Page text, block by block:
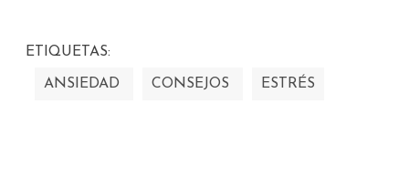
ETIQUETAS:
ANSIEDAD CONSEJOS ESTRÉS